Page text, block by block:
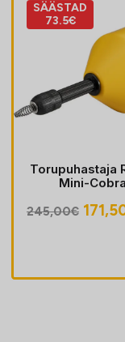
SÄÄSTAD
73.5€
Torupuhastaja
Mini-Cobra
245,00€ Algne